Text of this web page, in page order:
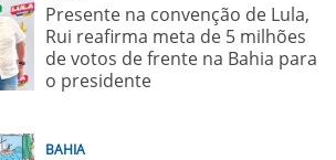
Presente na convenção de Lula,
Rui reafirma meta de 5 milhões
de votos de frente na Bahia para
o presidente
BAHIA